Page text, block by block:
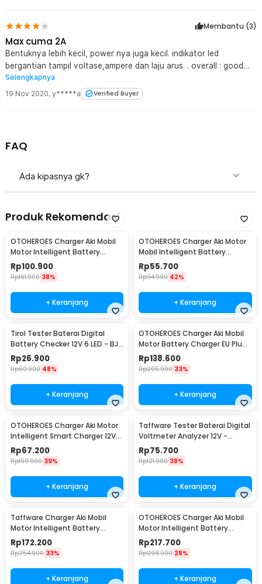
Membantu (3)
Max cuma 2A
Bentuknya lebih kecil, power nya juga kecil. indikator led
bergantian tampil voltase,ampere dan laju arus. . overall : good
buat aki metic kecil kecil saja.
Selengkapnya
19 Nov 2020, y*****a Verified Buyer
FAQ
Ada kipasnya gk?
Produk Rekomendasi
OTOHEROES Charger Aki Mobil
Motor Intelligent Battery
Charger 12V 6A - FBC1206D
Rp100.900
Rp161.900 38%
+ Keranjang
OTOHEROES Charger Aki Motor
Mobil Intelligent Battery
Charger 12V 2A - UD11
Rp55.700
Rp94.900 42%
+ Keranjang
Tirol Tester Baterai Digital
Battery Checker 12V 6 LED - BJ-
803
Rp26.900
Rp50.900 48%
+ Keranjang
OTOHEROES Charger Aki Mobil
Motor Battery Charger EU Plug
12/24V 10A - UD21
Rp138.600
Rp205.900 33%
+ Keranjang
OTOHEROES Charger Aki Motor
Intelligent Smart Charger 12V
2A EU Plug - UD12
Rp67.200
Rp109.900 39%
+ Keranjang
Taffware Tester Baterai Digital
Voltmeter Analyzer 12V -
CNBJ-805
Rp75.700
Rp121.900 38%
+ Keranjang
Taffware Charger Aki Mobil
Motor Intelligent Battery
Charger 12V 20A - KC-20A
Rp172.200
Rp254.900 33%
+ Keranjang
OTOHEROES Charger Aki Mobil
Motor Intelligent Battery
Charger 12V/24V - LD-002S
Rp217.700
Rp298.900 28%
+ Keranjang